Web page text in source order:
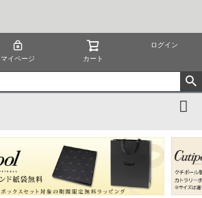
マイページ カート
ログイン